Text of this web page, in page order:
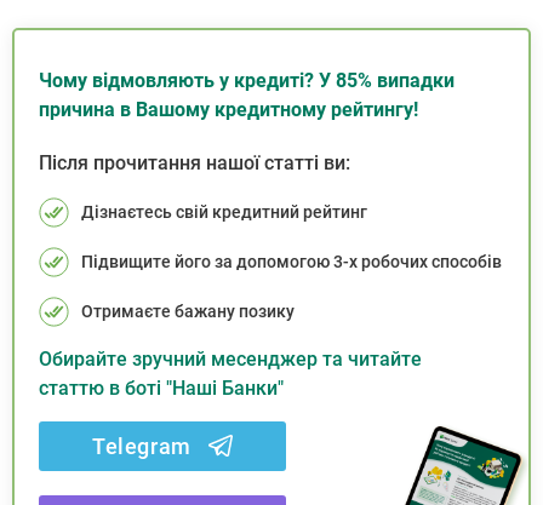
Чому відмовляють у кредиті? У 85% випадки
причина в Вашому кредитному рейтингу!
Після прочитання нашої статті ви:
Дізнаєтесь свій кредитний рейтинг
Підвищите його за допомогою 3-х робочих способів
Отримаєте бажану позику
Обирайте зручний месенджер та читайте
статтю в боті "Наші Банки"
Telegram